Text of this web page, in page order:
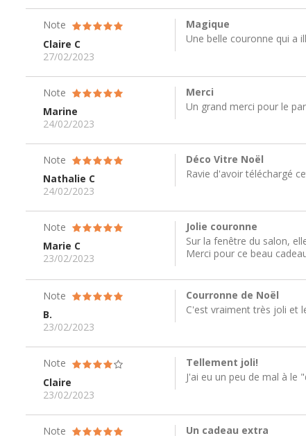
Note
Claire C
27/02/2023
Magique
Une belle couronne qui a
Note
Marine
24/02/2023
Merci
Un grand merci pour le
Note
Nathalie C
24/02/2023
Déco Vitre Noël
Ravie d'avoir téléchargé
Note
Marie C
23/02/2023
Jolie couronne
Sur la fenêtre du salon,
Merci pour ce beau
Note
B.
23/02/2023
Courronne de Noël
C'est vraiment très joli et
Note
Claire
23/02/2023
Tellement joli!
J'ai eu un peu de mal à le
Note
Un cadeau extra